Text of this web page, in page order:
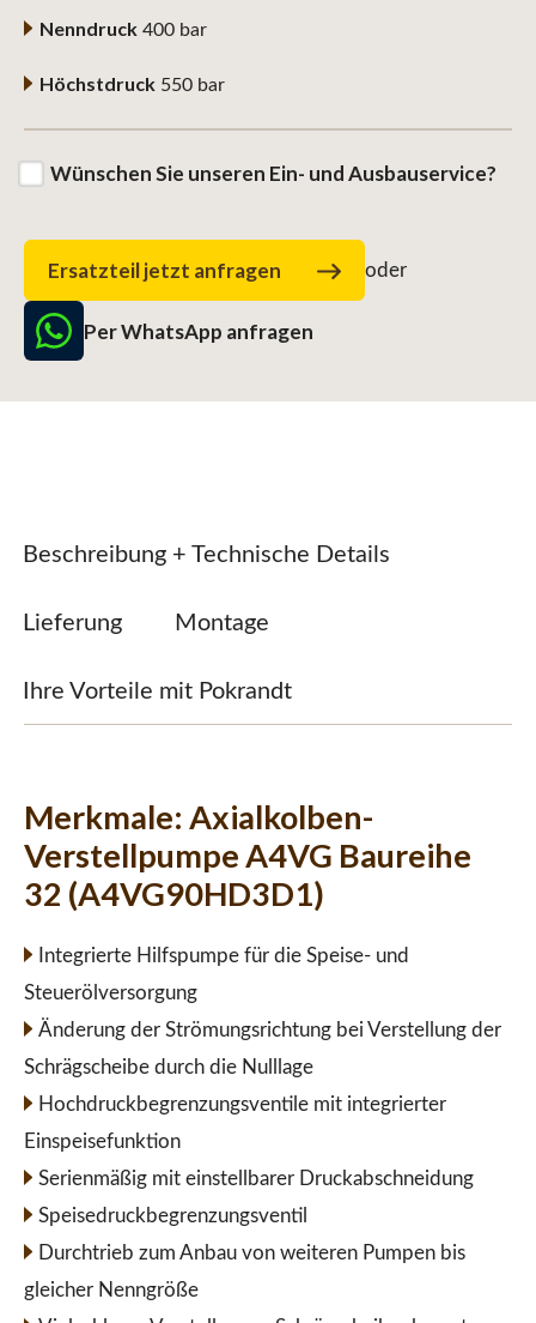
Nenndruck 400 bar
Höchstdruck 550 bar
Wünschen Sie unseren Ein- und Ausbauservice?
Ersatzteil jetzt anfragen oder
Per WhatsApp anfragen
Beschreibung + Technische Details
Lieferung Montage
Ihre Vorteile mit Pokrandt
Merkmale: Axialkolben-
Verstellpumpe A4VG Baureihe
32 (A4VG90HD3D1)
Integrierte Hilfspumpe für die Speise- und
Steuerölversorgung
Änderung der Strömungsrichtung bei Verstellung der
Schrägscheibe durch die Nulllage
Hochdruckbegrenzungsventile mit integrierter
Einspeisefunktion
Serienmäßig mit einstellbarer Druckabschneidung
Speisedruckbegrenzungsventil
Durchtrieb zum Anbau von weiteren Pumpen bis
gleicher Nenngröße